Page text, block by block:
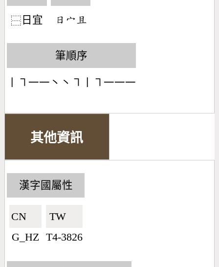
⿱ 日宜 󶃐󶂊󶄪
筆順序
丨㇕一一丶丶㇕丨㇕一一一
其他資訊
漢字國屬性
CN🇨🇳
G_HZ
TW🇹🇼
T4-3826